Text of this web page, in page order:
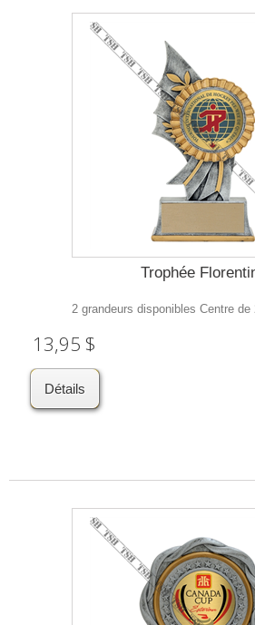
Trophée
2 grandeurs disponibles Centre
13,95 $
Détails